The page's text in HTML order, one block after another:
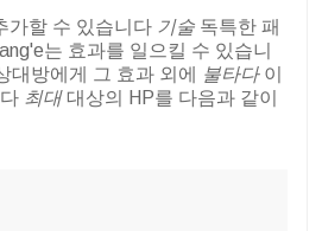
가할 수 있습니다 기술 독특한 패
는 효과를 일으킬 수 있습니
대방에게 그 효과 외에 불타다 이
최대대상의 HP를 다음과 같이